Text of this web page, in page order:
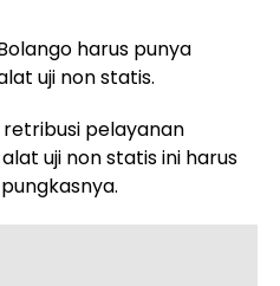
harus punya
uji non statis.
retribusi pelayanan
uji non statis ini harus